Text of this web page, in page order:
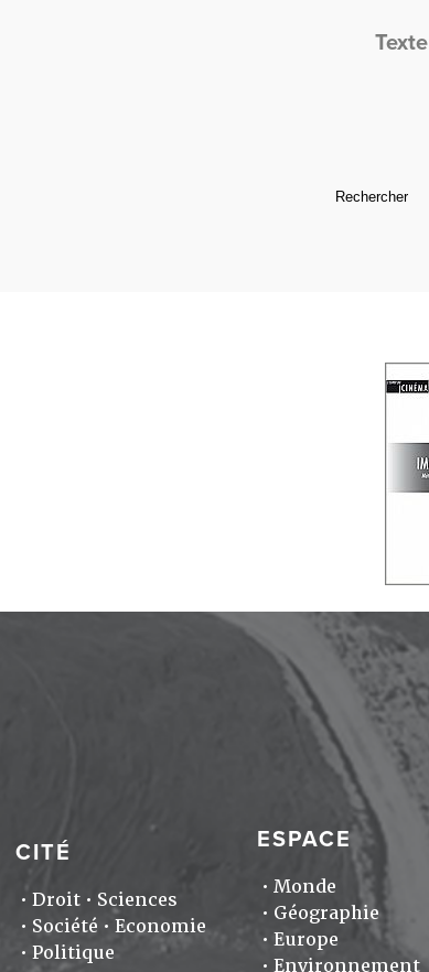
Texte
CITÉ
Droit
Sciences
Société
Economie
Politique
ESPACE
Monde
Géographie
Europe
Environnement